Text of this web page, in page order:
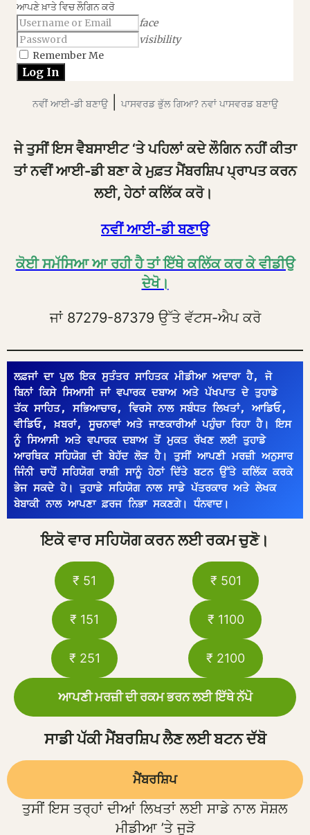
ਆਪਣੇ ਖ਼ਾਤੇ ਵਿਚ ਲੌਗਿਨ ਕਰੋ
face
visibility
Remember Me
ਨਵੀਂ ਆਈ-ਡੀ ਬਣਾਉ| ਪਾਸਵਰਡ ਭੁੱਲ ਗਿਆ? ਨਵਾਂ ਪਾਸਵਰਡ ਬਣਾਉ
ਜੇ ਤੁਸੀਂ ਇਸ ਵੈਬਸਾਈਟ ‘ਤੇ ਪਹਿਲਾਂ ਕਦੇ ਲੌਗਿਨ ਨਹੀਂ ਕੀਤਾ
ਤਾਂ ਨਵੀਂ ਆਈ-ਡੀ ਬਣਾ ਕੇ ਮੁਫ਼ਤ ਮੈਂਬਰਸ਼ਿਪ ਪ੍ਰਾਪਤ ਕਰਨ
ਲਈ, ਹੇਠਾਂ ਕਲਿੱਕ ਕਰੋ।
ਨਵੀਂ ਆਈ-ਡੀ ਬਣਾਉ
ਕੋਈ ਸਮੱਸਿਆ ਆ ਰਹੀ ਹੈ ਤਾਂ ਇੱਥੇ ਕਲਿੱਕ ਕਰ ਕੇ ਵੀਡੀਉ
ਦੇਖੋ।
ਜਾਂ 87279-87379 ਉੱਤੇ ਵੱਟਸ-ਐਪ ਕਰੋ
ਲਫ਼ਜਾਂ ਦਾ ਪੁਲ ਇਕ ਸੁਤੰਤਰ ਸਾਹਿਤਕ ਮੀਡੀਆ ਅਦਾਰਾ ਹੈ, ਜੋ
ਬਿਨਾਂ ਕਿਸੇ ਸਿਆਸੀ ਜਾਂ ਵਪਾਰਕ ਦਬਾਅ ਅਤੇ ਪੱਖਪਾਤ ਦੇ ਤੁਹਾਡੇ
ਤੱਕ ਸਾਹਿਤ, ਸਭਿਆਚਾਰ, ਵਿਰਸੇ ਨਾਲ ਸਬੰਧਤ ਲਿਖਤਾਂ, ਆਡਿਓ,
ਵੀਡਿਓ, ਖ਼ਬਰਾਂ, ਸੂਚਨਾਵਾਂ ਅਤੇ ਜਾਣਕਾਰੀਆਂ ਪਹੁੰਚਾ ਰਿਹਾ ਹੈ। ਇਸ
ਨੂੰ ਸਿਆਸੀ ਅਤੇ ਵਪਾਰਕ ਦਬਾਅ ਤੋਂ ਮੁਕਤ ਰੱਖਣ ਲਈ ਤੁਹਾਡੇ
ਆਰਥਿਕ ਸਹਿਯੋਗ ਦੀ ਬੇਹੱਦ ਲੋੜ ਹੈ। ਤੁਸੀਂ ਆਪਣੀ ਮਰਜ਼ੀ ਅਨੁਸਾਰ
ਜਿੰਨੀ ਚਾਹੋਂ ਸਹਿਯੋਗ ਰਾਸ਼ੀ ਸਾਨੂੰ ਹੇਠਾਂ ਦਿੱਤੇ ਬਟਨ ਉੱਤੇ ਕਲਿੱਕ ਕਰਕੇ
ਭੇਜ ਸਕਦੇ ਹੋ। ਤੁਹਾਡੇ ਸਹਿਯੋਗ ਨਾਲ ਸਾਡੇ ਪੱਤਰਕਾਰ ਅਤੇ ਲੇਖਕ
ਬੇਬਾਕੀ ਨਾਲ ਆਪਣਾ ਫ਼ਰਜ ਨਿਭਾ ਸਕਣਗੇ। ਧੰਨਵਾਦ।
ਇਕੋ ਵਾਰ ਸਹਿਯੋਗ ਕਰਨ ਲਈ ਰਕਮ ਚੁਣੋ।
₹ 51
₹ 151
₹ 251
₹ 501
₹ 1100
₹ 2100
ਆਪਣੀ ਮਰਜ਼ੀ ਦੀ ਰਕਮ ਭਰਨ ਲਈ ਇੱਥੇ ਨੱਪੋ
ਸਾਡੀ ਪੱਕੀ ਮੈਂਬਰਸ਼ਿਪ ਲੈਣ ਲਈ ਬਟਨ ਦੱਬੋ
ਮੈਂਬਰਸ਼ਿਪ
ਤੁਸੀਂ ਇਸ ਤਰ੍ਹਾਂ ਦੀਆਂ ਲਿਖਤਾਂ ਲਈ ਸਾਡੇ ਨਾਲ ਸੋਸ਼ਲ
ਮੀਡੀਆ ’ਤੇ ਜੁੜੋ